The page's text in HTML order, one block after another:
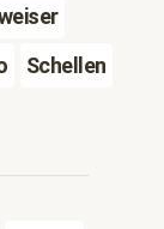
Schellen